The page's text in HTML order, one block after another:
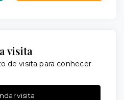
visita
de visita para conhecer
visita